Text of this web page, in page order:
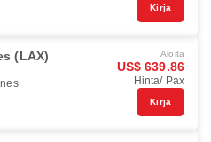
Kirja
(LAX) Aloita
US$ 639.86
Hinta/ Pax
Kirja